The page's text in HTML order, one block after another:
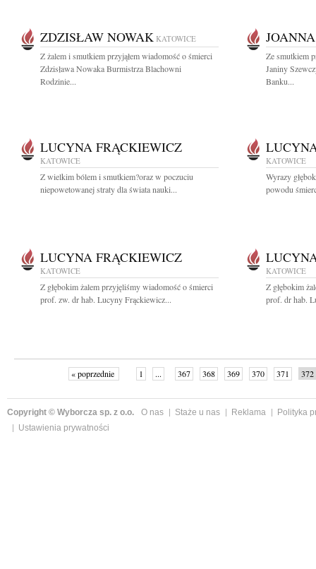
ZDZISŁAW NOWAK KATOWICE
Z żalem i smutkiem przyjąłem wiadomość o śmierci
Zdzisława Nowaka Burmistrza Blachowni
Rodzinie...
Ze smutkiem
Janiny
Banku...
LUCYNA FRĄCKIEWICZ
KATOWICE
Z wielkim bólem i smutkiem?oraz w poczuciu
niepowetowanej straty dla świata nauki...
KATOWICE
Wyrazy
powodu
LUCYNA FRĄCKIEWICZ
KATOWICE
Z głębokim żalem przyjęliśmy wiadomość o śmierci
prof. zw. dr hab. Lucyny Frąckiewicz...
KATOWICE
Z głębokim
prof. dr hab.
« poprzednie 1 ... 367 368 369 370 371 372
Copyright © Wyborcza sp. z o.o. O nas Staże u nas Reklama
Polityka
Ustawienia prywatności